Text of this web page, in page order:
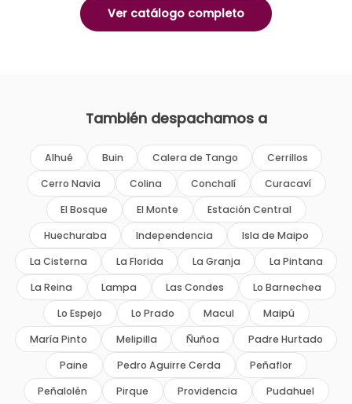
Ver catálogo completo
También despachamos a
Alhué Buin Calera de Tango
Cerrillos
Cerro Navia
Colina Conchalí
Curacaví
El Bosque
El Monte
Estación Central
Huechuraba
Independencia
Isla de Maipo
La Cisterna
La Florida La Granja
La Pintana
La Reina
Lampa Las Condes
Lo Barnechea
Lo Espejo
Lo Prado Macul
Maipú
María Pinto
Melipilla Ñuñoa
Padre Hurtado
Paine
Pedro Aguirre Cerda
Peñaflor
Peñalolén
Pirque Providencia Pudahuel